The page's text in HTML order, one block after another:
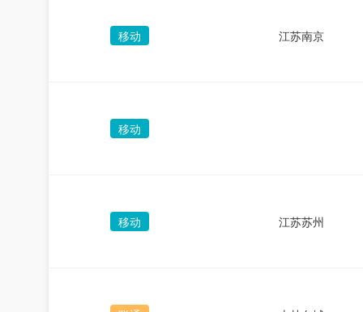
移动 江苏南京
移动
移动 江苏苏州